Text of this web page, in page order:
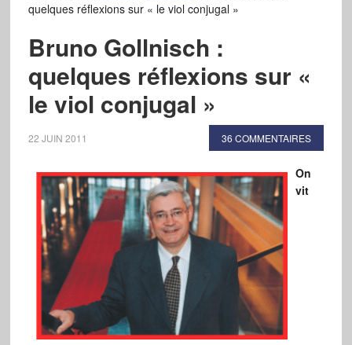
quelques réflexions sur « le viol conjugal »
Bruno Gollnisch :
quelques réflexions sur «
le viol conjugal »
22 JUIN 2011 36 COMMENTAIRES
On
vit